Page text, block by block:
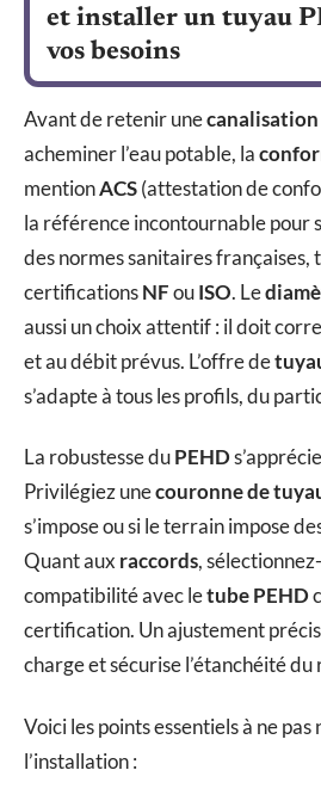
et installer un tuyau
vos besoins
Avant de retenir unecanalisation
acheminer l’eau potable, la
mentionACS(attestation de
la référence incontournable pour
des normes sanitaires françaises,
certificationsNFouISO. Le
aussi un choix attentif : il doit
et au débit prévus. L’offre de
s’adapte à tous les profils, du
La robustesse duPEHD
Privilégiez unecouronne de
s’impose ou si le terrain impose
Quant aux raccords,
compatibilité avec letube PEHD
certification. Un ajustement
charge et sécurise l’étanchéité du
Voici les points essentiels à ne
l’installation :